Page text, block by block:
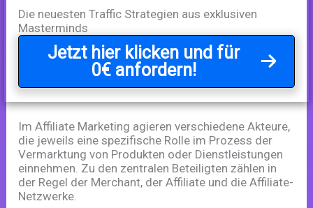
Die neuesten Traffic Strategien aus exklusiven
Masterminds
Jetzt hier klicken und für
0€ anfordern!
Im Affiliate Marketing agieren verschiedene Akteure,
die jeweils eine spezifische Rolle im Prozess der
Vermarktung von Produkten oder Dienstleistungen
einnehmen. Zu den zentralen Beteiligten zählen in
der Regel der Merchant, der Affiliate und die Affiliate-
Netzwerke.